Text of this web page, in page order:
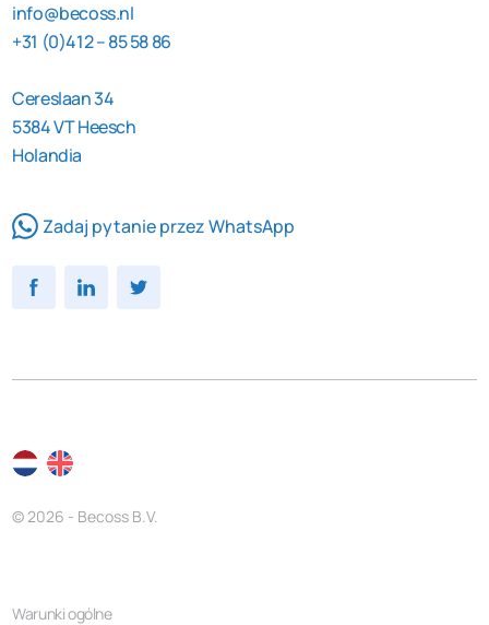
info@becoss.nl
+31 (0)412 – 85 58 86
Cereslaan 34
5384 VT Heesch
Holandia
Zadaj pytanie przez WhatsApp
© 2026 - Becoss B.V.
Warunki ogólne